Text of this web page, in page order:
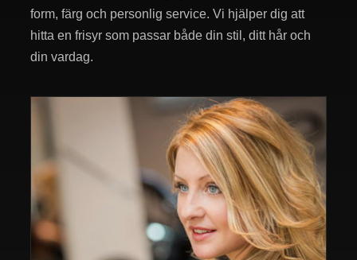
form, färg och personlig service. Vi hjälper dig att
hitta en frisyr som passar både din stil, ditt hår och
din vardag.